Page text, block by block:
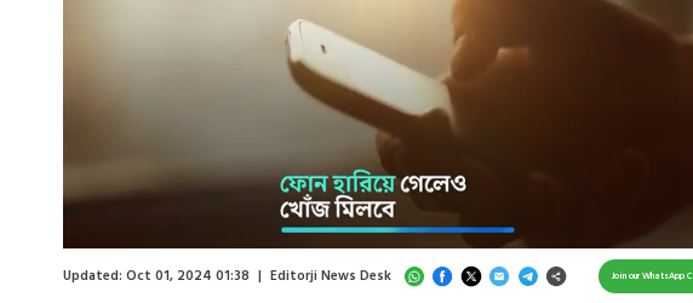
Updated: Oct 01, 2024 01:38 | Editorji News Desk Join our WhatsApp
Unmute
/
Loaded
57.64%